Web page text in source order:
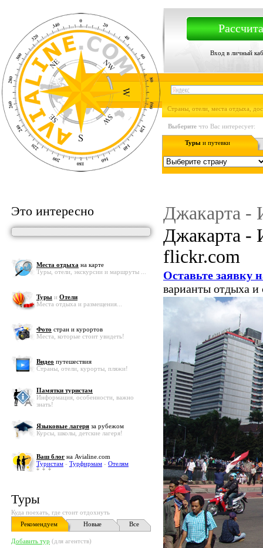
Вход в личный
Страны, отели, места отдыха,
Выберите что Вас интересует:
Туры и путевки
Это интересно
Места отдыха на карте
Туры, отели, экскурсии и маршруты ...
Туры и Отели
Места отдыха и размещения...
Фото стран и курортов
Места, которые стоит увидеть!
Видео путешествия
Страны, отели, курорты, пляжи!
Памятки туристам
Информация, особенности, важно
знать!
Языковые лагеря за рубежом
Курсы, школы, детские лагеря!
Ваш блог на Avialine.com
Туристам - Турфирмам - Отелям
Туры
Куда поехать, где стоит отдохнуть
Рекомендуем
Новые Все
Добавить тур (для агентств)
Джакарта -
Джакарта -
flickr.com
Оставьте заявку
варианты отдыха